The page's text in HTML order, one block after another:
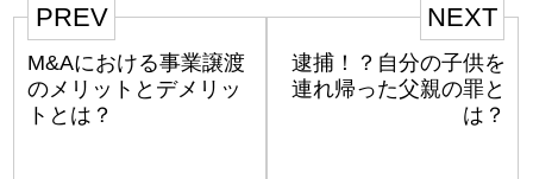
PREV
M&Aにおける事業譲渡
のメリットとデメリッ
トとは？
NEXT
逮捕！？自分の子供を
連れ帰った父親の罪と
は？